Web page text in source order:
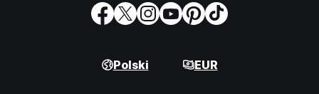
Polski EUR